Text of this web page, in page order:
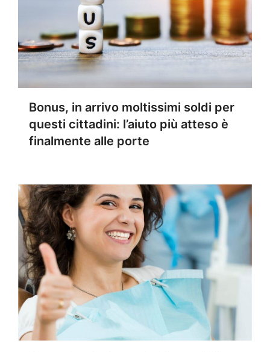
Bonus, in arrivo moltissimi soldi per
questi cittadini: l’aiuto più atteso è
finalmente alle porte